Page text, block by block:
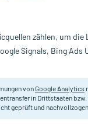
ab 19€
Zur Prophylaxe
zählen, um die
Signals, Bing Ads
vonGoogle Analytics
in Drittstaaten
geprüft und